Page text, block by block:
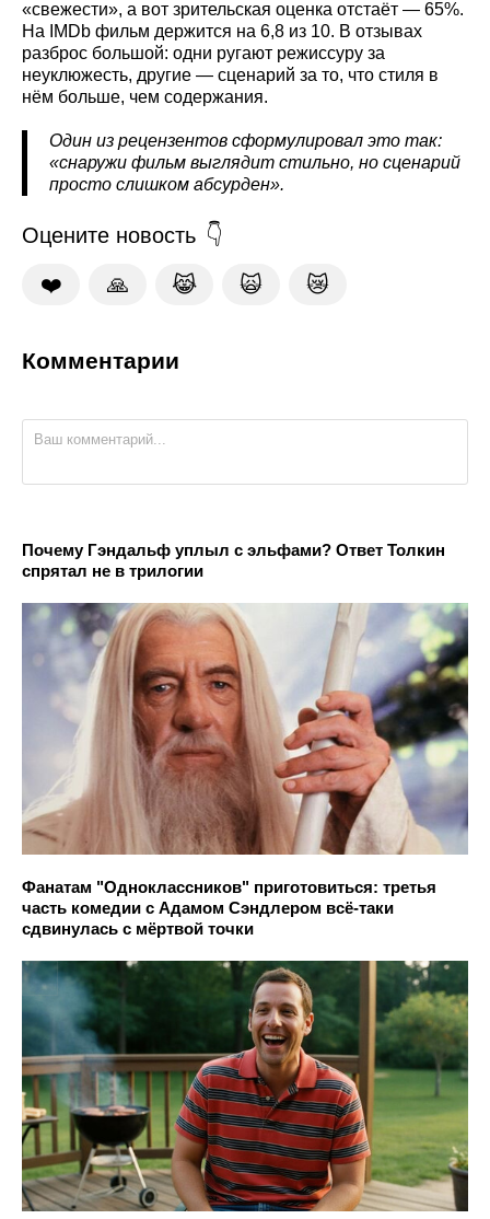
«свежести», а вот зрительская оценка отстаёт — 65%.
На IMDb фильм держится на 6,8 из 10. В отзывах
разброс большой: одни ругают режиссуру за
неуклюжесть, другие — сценарий за то, что стиля в
нём больше, чем содержания.
Один из рецензентов сформулировал это так:
«снаружи фильм выглядит стильно, но сценарий
просто слишком абсурден».
Оцените новость
❤️ 🙏 😹 🙀 😿
Комментарии
Почему Гэндальф уплыл с эльфами? Ответ Толкин
спрятал не в трилогии
Фанатам "Одноклассников" приготовиться: третья
часть комедии с Адамом Сэндлером всё-таки
сдвинулась с мёртвой точки